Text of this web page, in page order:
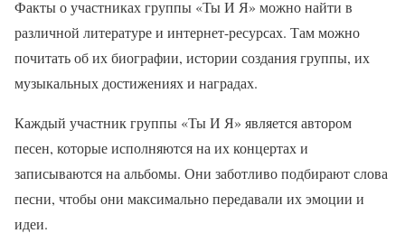
Факты о участниках группы «Ты И Я» можно найти в
различной литературе и интернет-ресурсах. Там можно
почитать об их биографии, истории создания группы, их
музыкальных достижениях и наградах.
Каждый участник группы «Ты И Я» является автором
песен, которые исполняются на их концертах и
записываются на альбомы. Они заботливо подбирают слова
песни, чтобы они максимально передавали их эмоции и
идеи.